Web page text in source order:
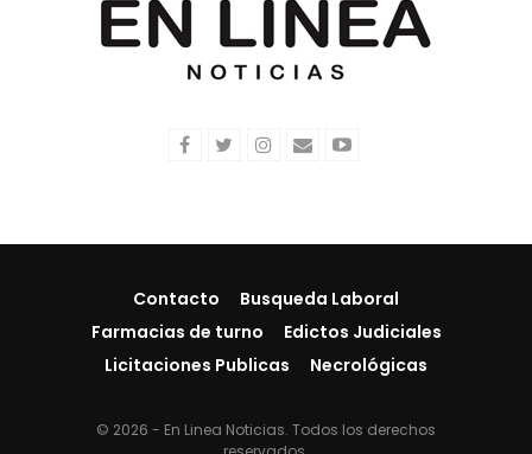
Contacto
Busqueda Laboral
Farmacias de turno
Edictos Judiciales
Licitaciones Publicas
Necrológicas
© 2026 - En Linea Noticias. Todos los derechos